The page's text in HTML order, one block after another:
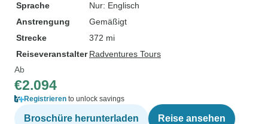
Sprache
Nur: Englisch
Anstrengung
Gemäßigt
Strecke
372 mi
Reiseveranstalter Radventures Tours
Ab
€2.094
Registrieren to unlock savings
Broschüre herunterladen Reise ansehen